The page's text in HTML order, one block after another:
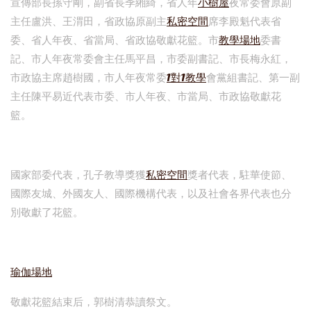
宣傳部長孫守剛，副省長季緗綺，省人年小樹屋夜常委會原副
主任盧洪、王渭田，省政協原副主私密空間席李殿魁代表省
委、省人年夜、省當局、省政協敬獻花籃。市教學場地委書
記、市人年夜常委會主任馬平昌，市委副書記、市長梅永紅，
市政協主席趙樹國，市人年夜常委1對1教學會黨組書記、第一副
主任陳平易近代表市委、市人年夜、市當局、市政協敬獻花
籃。
國家部委代表，孔子教導獎獲私密空間獎者代表，駐華使節、
國際友城、外國友人、國際機構代表，以及社會各界代表也分
別敬獻了花籃。
瑜伽場地
敬獻花籃結束后，郭樹清恭讀祭文。